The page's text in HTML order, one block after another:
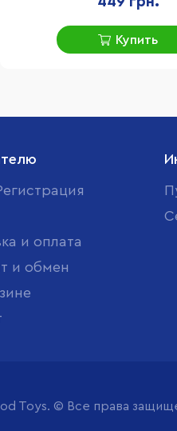
Купить
и оплата
и обмен
Toys. © Все права